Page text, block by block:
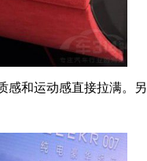
感和运动感直接拉满。另